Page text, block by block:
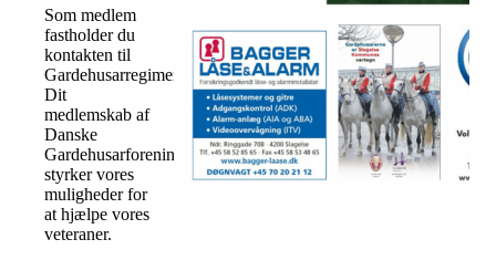
Som medlem
fastholder du
kontakten til
Gardehusarregimentet.
Dit
medlemskab af
Danske
Gardehusarforeninger
styrker vores
muligheder for
at hjælpe vores
veteraner.